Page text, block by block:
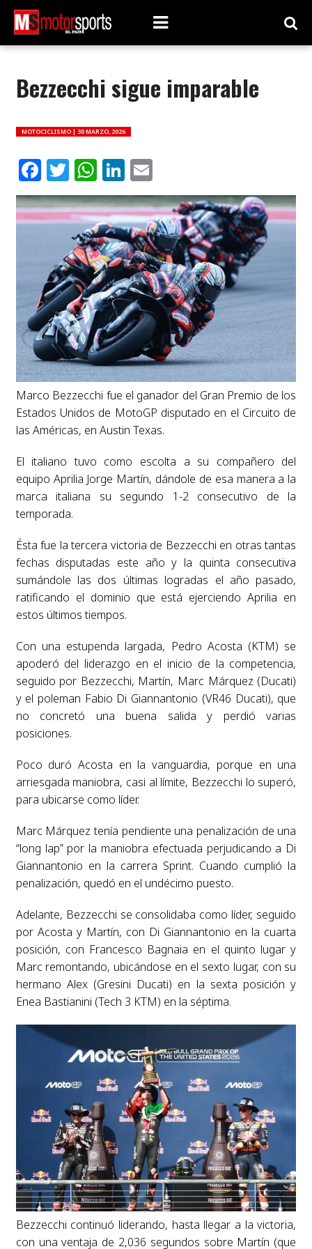
Bezzecchi sigue imparable
MOTOCICLISMO | 30 MARZO, 2026
Facebook
Twitter
WhatsApp
LinkedIn
Email
Marco Bezzecchi fue el ganador del Gran Premio de los
Estados Unidos de MotoGP disputado en el Circuito de
las Américas, en Austin Texas.
El italiano tuvo como escolta a su compañero del
equipo Aprilia Jorge Martín, dándole de esa manera a la
marca italiana su segundo 1-2 consecutivo de la
temporada.
Ésta fue la tercera victoria de Bezzecchi en otras tantas
fechas disputadas este año y la quinta consecutiva
sumándole las dos últimas logradas el año pasado,
ratificando el dominio que está ejerciendo Aprilia en
estos últimos tiempos.
Con una estupenda largada, Pedro Acosta (KTM) se
apoderó del liderazgo en el inicio de la competencia,
seguido por Bezzecchi, Martín, Marc Márquez (Ducati)
y el poleman Fabio Di Giannantonio (VR46 Ducati), que
no concretó una buena salida y perdió varias
posiciones.
Poco duró Acosta en la vanguardia, porque en una
arriesgada maniobra, casi al límite, Bezzecchi lo superó,
para ubicarse como líder.
Marc Márquez tenía pendiente una penalización de una
“long lap” por la maniobra efectuada perjudicando a Di
Giannantonio en la carrera Sprint. Cuando cumplió la
penalización, quedó en el undécimo puesto.
Adelante, Bezzecchi se consolidaba como líder, seguido
por Acosta y Martín, con Di Giannantonio en la cuarta
posición, con Francesco Bagnaia en el quinto lugar y
Marc remontando, ubicándose en el sexto lugar, con su
hermano Alex (Gresini Ducati) en la sexta posición y
Enea Bastianini (Tech 3 KTM) en la séptima.
Bezzecchi continuó liderando, hasta llegar a la victoria,
con una ventaja de 2,036 segundos sobre Martín (que